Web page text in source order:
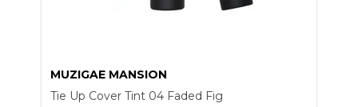
MUZIGAE MANSION
Tie Up Cover Tint 04 Faded Fig